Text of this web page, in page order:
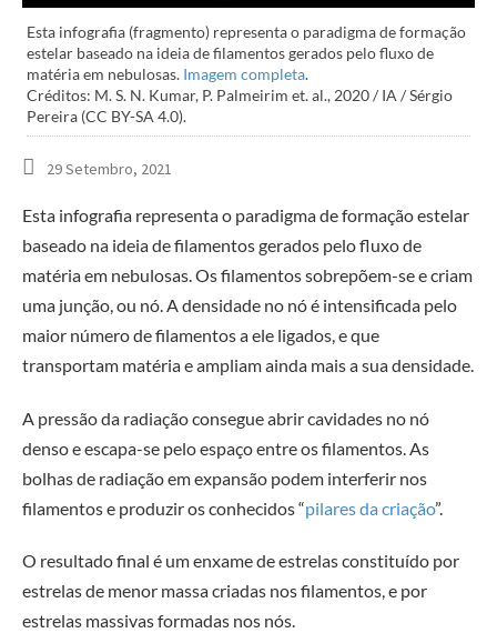
Esta infografia (fragmento) representa o paradigma de formação
estelar baseado na ideia de filamentos gerados pelo fluxo de
matéria em nebulosas. Imagem completa.
Créditos: M. S. N. Kumar, P. Palmeirim et. al., 2020 / IA / Sérgio
Pereira (CC BY-SA 4.0).
29 Setembro, 2021
Esta infografia representa o paradigma de formação estelar
baseado na ideia de filamentos gerados pelo fluxo de
matéria em nebulosas. Os filamentos sobrepõem-se e criam
uma junção, ou nó. A densidade no nó é intensificada pelo
maior número de filamentos a ele ligados, e que
transportam matéria e ampliam ainda mais a sua densidade.
A pressão da radiação consegue abrir cavidades no nó
denso e escapa-se pelo espaço entre os filamentos. As
bolhas de radiação em expansão podem interferir nos
filamentos e produzir os conhecidos “pilares da criação”.
O resultado final é um enxame de estrelas constituído por
estrelas de menor massa criadas nos filamentos, e por
estrelas massivas formadas nos nós.